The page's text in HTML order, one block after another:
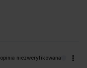
opinia niezweryfikowana